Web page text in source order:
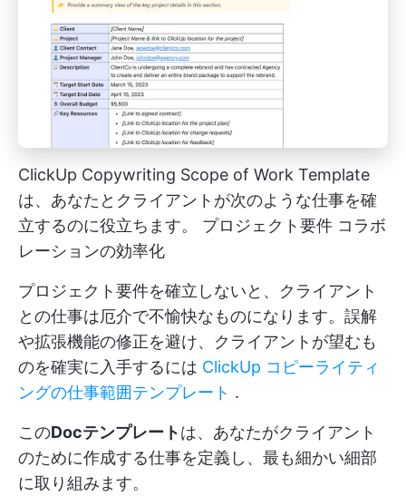
ClickUp Copywriting Scope of Work Template
は、あなたとクライアントが次のような仕事を確
立するのに役立ちます。 プロジェクト要件 コラボ
レーションの効率化
プロジェクト要件を確立しないと、クライアント
との仕事は厄介で不愉快なものになります。誤解
や拡張機能の修正を避け、クライアントが望むも
のを確実に入手するには ClickUp コピーライティ
ングの仕事範囲テンプレート .
このDocテンプレートは、あなたがクライアント
のために作成する仕事を定義し、最も細かい細部
に取り組みます。